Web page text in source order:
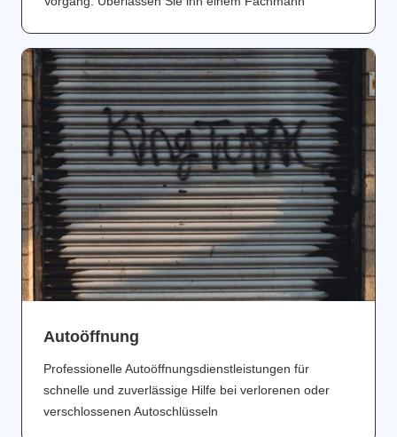
Аutoöffnung
Professionelle Autoöffnungsdienstleistungen für
schnelle und zuverlässige Hilfe bei verlorenen oder
verschlossenen Autoschlüsseln